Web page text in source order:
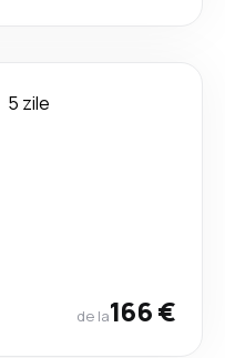
5 zile
de la166 €